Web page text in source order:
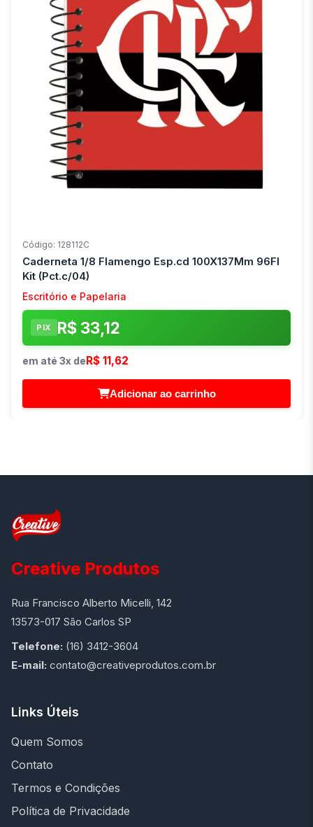
Código: 128112C
Caderneta 1/8 Flamengo Esp.cd 100X137Mm 96Fl
Kit (Pct.c/04)
Escritório e Papelaria
PIX R$ 33,12
em até 3x deR$ 11,62
Adicionar ao carrinho
Creative Produtos
Rua Francisco Alberto Micelli, 142
13573-017 São Carlos SP
Telefone: (16) 3412-3604
E-mail: contato@creativeprodutos.com.br
Links Úteis
Quem Somos
Contato
Termos e Condições
Política de Privacidade